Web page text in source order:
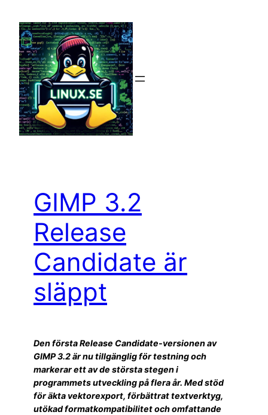
innehåll
GIMP 3.2
Release
Candidate är
släppt
Den första Release Candidate-versionen av
GIMP 3.2 är nu tillgänglig för testning och
markerar ett av de största stegen i
programmets utveckling på flera år. Med stöd
för äkta vektorexport, förbättrat textverktyg,
utökad formatkompatibilitet och omfattande